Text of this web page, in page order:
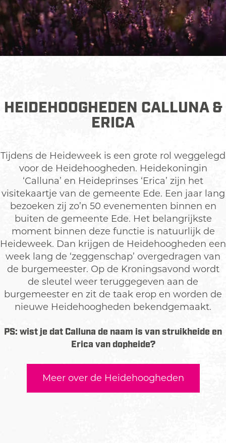
entertainment in Ede centrum.
n
E
d
e
HEIDEHOOGHEDEN CALLUNA &
ERICA
Tijdens de Heideweek is een grote rol weggelegd
voor de Heidehoogheden. Heidekoningin
‘Calluna’ en Heideprinses ‘Erica’ zijn het
visitekaartje van de gemeente Ede. Een jaar lang
bezoeken zij zo’n 50 evenementen binnen en
buiten de gemeente Ede. Het belangrijkste
moment binnen deze functie is natuurlijk de
Heideweek. Dan krijgen de Heidehoogheden een
week lang de ‘zeggenschap’ overgedragen van
de burgemeester. Op de Kroningsavond wordt
de sleutel weer teruggegeven aan de
burgemeester en zit de taak erop en worden de
nieuwe Heidehoogheden bekendgemaakt.
PS: wist je dat Calluna de naam is van struikheide en
Erica van dopheide?
Meer over de Heidehoogheden